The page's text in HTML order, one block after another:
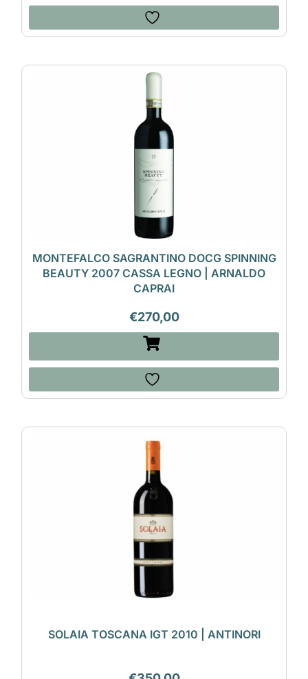
MONTEFALCO SAGRANTINO DOCG SPINNING
BEAUTY 2007 CASSA LEGNO | ARNALDO
CAPRAI
€270,00
SOLAIA TOSCANA IGT 2010 | ANTINORI